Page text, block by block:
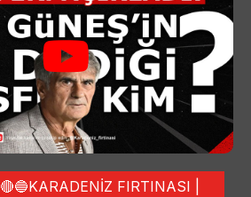
🔴🔵KARADENİZ FIRTINASI |